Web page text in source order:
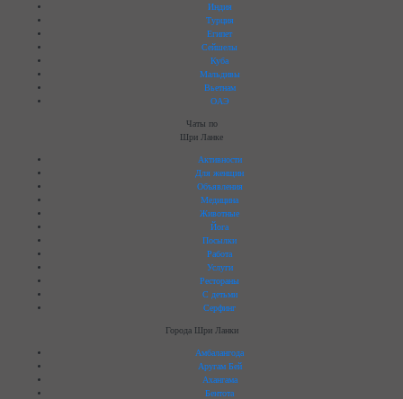
Индия
Турция
Египет
Сейшелы
Куба
Мальдивы
Вьетнам
ОАЭ
Чаты по
Шри Ланке
Активности
Для женщин
Объявления
Медицина
Животные
Йога
Посылки
Работа
Услуги
Рестораны
C детьми
Серфинг
Города Шри Ланки
Амбалангода
Аругам Бей
Ахангама
Бентота